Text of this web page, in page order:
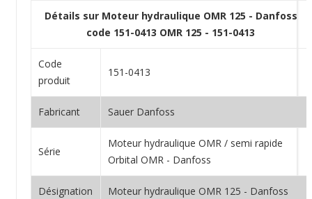
Détails sur Moteur hydraulique OMR 125 - Danfoss
code 151-0413 OMR 125 - 151-0413
Code
produit
151-0413
Fabricant Sauer Danfoss
Série
Moteur hydraulique OMR / semi rapide
Orbital OMR - Danfoss
Désignation Moteur hydraulique OMR 125 - Danfoss